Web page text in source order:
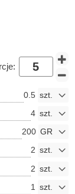
0.5
4
200
2
2
1